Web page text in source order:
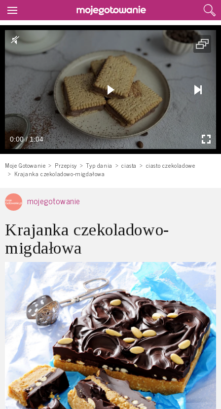
0:00 / 1:04
Moje Gotowanie Przepisy Typ dania ciasta
ciasto czekoladowe
Krajanka czekoladowo-migdałowa
mojegotowanie
Krajanka czekoladowo-
migdałowa